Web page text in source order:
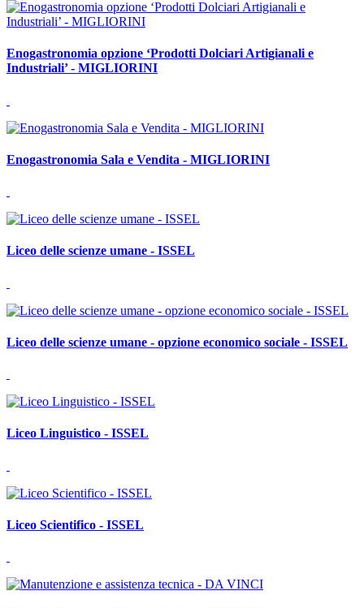
Enogastronomia opzione ‘Prodotti Dolciari Artigianali e
Industriali’ - MIGLIORINI
Enogastronomia Sala e Vendita - MIGLIORINI
Liceo delle scienze umane - ISSEL
Liceo delle scienze umane - opzione economico sociale - ISSEL
Liceo Linguistico - ISSEL
Liceo Scientifico - ISSEL